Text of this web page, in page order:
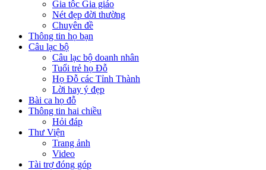
Gia tộc Gia giáo
Nét đẹp đời thường
Chuyên đề
Thông tin họ bạn
Câu lạc bộ
Câu lạc bộ doanh nhân
Tuổi trẻ họ Đỗ
Họ Đỗ các Tỉnh Thành
Lời hay ý đẹp
Bài ca họ đỗ
Thông tin hai chiều
Hỏi đáp
Thư Viện
Trang ảnh
Video
Tài trợ đóng góp